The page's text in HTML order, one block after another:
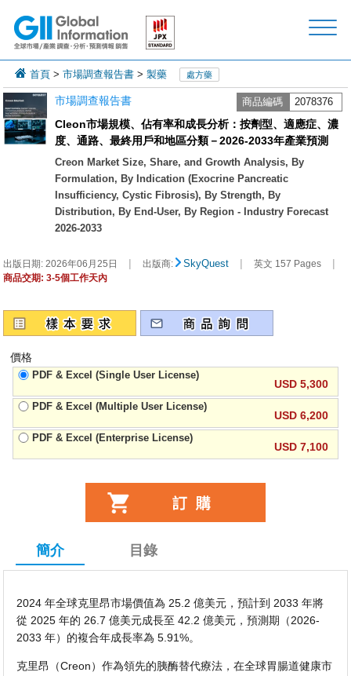
首頁 >市場調查報告書 >製藥 處方藥
市場調查報告書 商品編碼 2078376
Cleon市場規模、佔有率和成長分析：按劑型、適應症、濃
度、通路、最終用戶和地區分類－2026-2033年產業預測
Creon Market Size, Share, and Growth Analysis, By
Formulation, By Indication (Exocrine Pancreatic
Insufficiency, Cystic Fibrosis), By Strength, By
Distribution, By End-User, By Region - Industry Forecast
2026-2033
出版日期:2026年06月25日 | 出版商: SkyQuest | 英文 157 Pages |
商品交期: 3-5個工作天內
價格
PDF & Excel (Single User License)
USD 5,300
PDF & Excel (Multiple User License)
USD 6,200
PDF & Excel (Enterprise License)
USD 7,100
簡介 目錄
2024 年全球克里昂市場價值為 25.2 億美元，預計到 2033 年將
從 2025 年的 26.7 億美元成長至 42.2 億美元，預測期（2026-
2033 年）的複合年成長率為 5.91%。
克里昂（Creon）作為領先的胰酶替代療法，在全球胃腸道健康市